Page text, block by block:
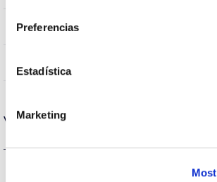
Preferencias
Estadística
Marketing
Couleur du corps
Corps
Vie